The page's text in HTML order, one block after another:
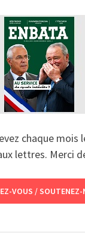
chaque mois
lettres. Merci
VOUS / SOUTENEZ-